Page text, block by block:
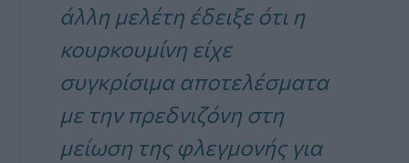
άλλη μελέτη έδειξε ότι η
κουρκουμίνη είχε
συγκρίσιμα αποτελέσματα
με την πρεδνιζόνη στη
μείωση της φλεγμονής για